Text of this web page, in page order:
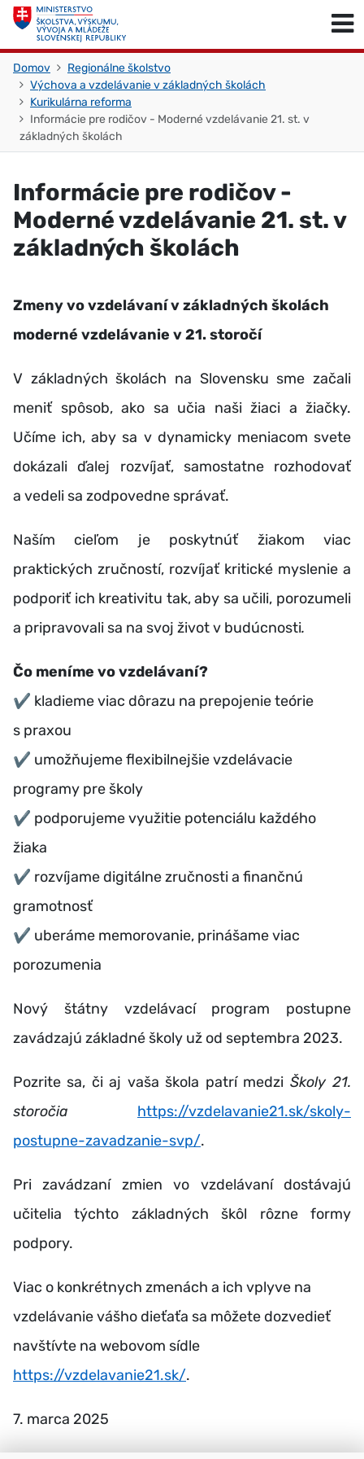
Skočiť na obsah
Domov
Regionálne školstvo
Výchova a vzdelávanie v základných školách
Kurikulárna reforma
Informácie pre rodičov - Moderné vzdelávanie 21. st. v
základných školách
Informácie pre rodičov -
Moderné vzdelávanie 21. st. v
základných školách
Zmeny vo vzdelávaní v základných školách
moderné vzdelávanie v 21. storočí
V základných školách na Slovensku sme začali
meniť spôsob, ako sa učia naši žiaci a žiačky.
Učíme ich, aby sa v dynamicky meniacom svete
dokázali ďalej rozvíjať, samostatne rozhodovať
a vedeli sa zodpovedne správať.
Naším cieľom je poskytnúť žiakom viac
praktických zručností, rozvíjať kritické myslenie a
podporiť ich kreativitu tak, aby sa učili, porozumeli
a pripravovali sa na svoj život v budúcnosti.
Čo meníme vo vzdelávaní?
✔️ kladieme viac dôrazu na prepojenie teórie
s praxou
✔️ umožňujeme flexibilnejšie vzdelávacie
programy pre školy
✔️ podporujeme využitie potenciálu každého
žiaka
✔️ rozvíjame digitálne zručnosti a finančnú
gramotnosť
✔️ uberáme memorovanie, prinášame viac
porozumenia
Nový štátny vzdelávací program postupne
zavádzajú základné školy už od septembra 2023.
Pozrite sa, či aj vaša škola patrí medzi Školy 21.
storočia
https://vzdelavanie21.sk/skoly-
postupne-zavadzanie-svp/.
Pri zavádzaní zmien vo vzdelávaní dostávajú
učitelia týchto základných škôl rôzne formy
podpory.
Viac o konkrétnych zmenách a ich vplyve na
vzdelávanie vášho dieťaťa sa môžete dozvedieť
navštívte na webovom sídle
https://vzdelavanie21.sk/.
7. marca 2025
Skočiť na začiatok stránky